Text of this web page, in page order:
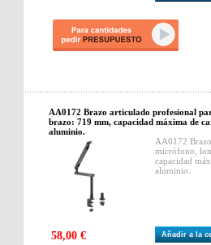
AA0172 Brazo articulado profesional
brazo: 719 mm, capacidad máxima de
aluminio.
AA0172
micrófono,
capacidad
aluminio.
58,00 € Añadir a la